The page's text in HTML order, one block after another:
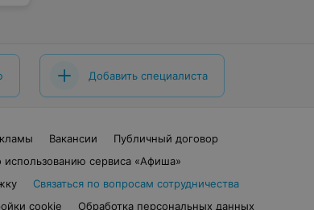
Добавить специалиста
Вакансии
Публичный договор
сервиса «Афиша»
Связаться по вопросам сотрудничества
cookie Обработка персональных данных